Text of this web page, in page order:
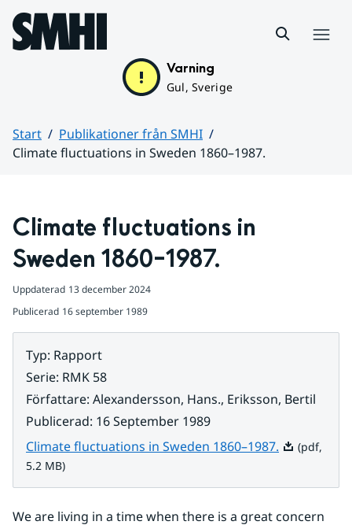
Hoppa till sidans innehåll
Varning
Gul, Sverige
Start
Publikationer från SMHI
Climate fluctuations in Sweden 1860–1987.
Climate fluctuations in
Sweden 1860–1987.
Uppdaterad 13 december 2024
Publicerad 16 september 1989
Typ: Rapport
Serie: RMK 58
Författare: Alexandersson, Hans., Eriksson, Bertil
Publicerad: 16 September 1989
Climate fluctuations in Sweden 1860–1987. Pdf, 5.2 MB.
(pdf,
5.2 MB)
We are living in a time when there is a great concern